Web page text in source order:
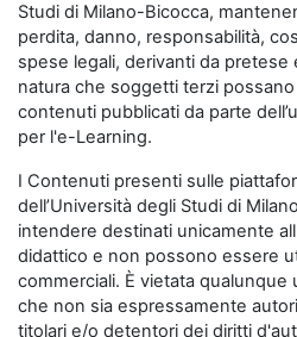
Studi di Milano-Bicocca,
perdita, danno, responsabilità,
spese legali, derivanti da pretese
natura che soggetti terzi
contenuti pubblicati da parte
per l'e-Learning.
I Contenuti presenti sulle
dell’Università degli Studi di
intendere destinati unicamente
didattico e non possono essere
commerciali. È vietata
che non sia espressamente
titolari e/o detentori dei diritti